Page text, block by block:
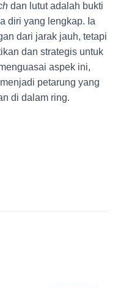
dan lutut adalah bukti
diri yang lengkap. Ia
dari jarak jauh, tetapi
dan strategis untuk
aspek ini,
petarung yang
di dalam ring.